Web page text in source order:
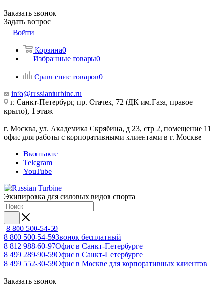
Заказать звонок
Задать вопрос
Войти
Корзина0
Избранные товары0
Сравнение товаров0
info@russianturbine.ru
г. Санкт-Петербург, пр. Стачек, 72 (ДК им.Газа, правое
крыло), 1 этаж
г. Москва, ул. Академика Скрябина, д 23, стр 2, помещение 11
офис для работы с корпоративными клиентами в г. Москве
Вконтакте
Telegram
YouTube
Экипировка для силовых видов спорта
8 800 500-54-59
8 800 500-54-59Звонок бесплатный
8 812 988-60-97Офис в Санкт-Петербурге
8 499 289-90-59Офис в Санкт-Петербурге
8 499 552-30-59Офис в Москве для корпоративных клиентов
Заказать звонок